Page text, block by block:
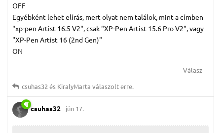
OFF
Egyébként lehet elírás, mert olyat nem találok, mint a címben
"xp-pen Artist 16.5 V2", csak "XP-Pen Artist 15.6 Pro V2", vagy
"XP-Pen Artist 16 (2nd Gen)"
ON
Válasz
csuhas32 és KiralyMarta válaszolt erre.
csuhas32 jún 17.